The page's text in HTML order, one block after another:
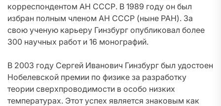
корреспондентом АН СССР. В 1989 году он был
избран полным членом АН СССР (ныне РАН). За
свою ученую карьеру Гинзбург опубликовал более
300 научных работ и 16 монографий.
В 2003 году Сергей Иванович Гинзбург был удостоен
Нобелевской премии по физике за разработку
теории сверхпроводимости в особо низких
температурах. Этот успех является знаковым как